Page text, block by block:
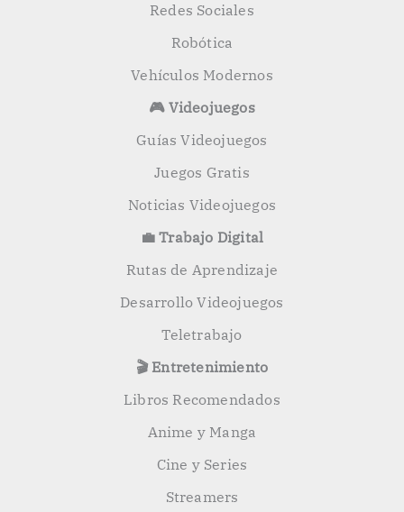
Redes Sociales
Robótica
Vehículos Modernos
🎮 Videojuegos
Guías Videojuegos
Juegos Gratis
Noticias Videojuegos
💼 Trabajo Digital
Rutas de Aprendizaje
Desarrollo Videojuegos
Teletrabajo
🎬 Entretenimiento
Libros Recomendados
Anime y Manga
Cine y Series
Streamers